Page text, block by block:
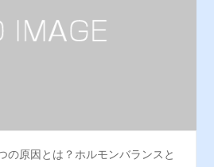
の原因とは？ホルモンバランスと